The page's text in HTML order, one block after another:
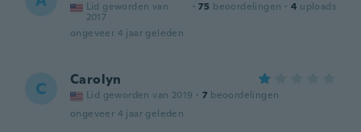
Lid geworden van
2017
· 75 beoordelingen · 4 uploads
ongeveer 4 jaar geleden
C Carolyn
Lid geworden van 2019 · 7 beoordelingen
ongeveer 4 jaar geleden